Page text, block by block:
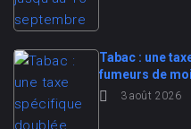
Tabac : une
fumeurs de
3 août 2026